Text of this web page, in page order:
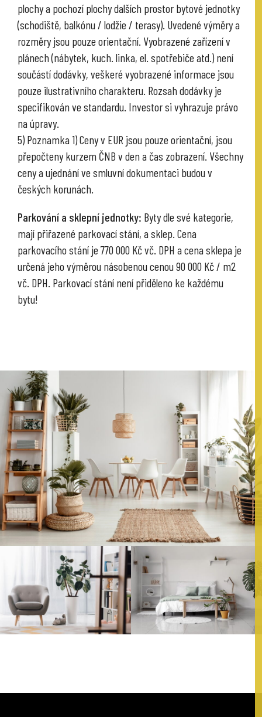
plochy a pochozí plochy dalších prostor bytové jednotky
(schodiště, balkónu / lodžie / terasy). Uvedené výměry a
rozměry jsou pouze orientační. Vyobrazené zařízení v
plánech (nábytek, kuch. linka, el. spotřebiče atd.) není
součástí dodávky, veškeré vyobrazené informace jsou
pouze ilustrativního charakteru. Rozsah dodávky je
specifikován ve standardu. Investor si vyhrazuje právo
na úpravy.
5) Poznamka 1) Ceny v EUR jsou pouze orientační, jsou
přepočteny kurzem ČNB v den a čas zobrazení. Všechny
ceny a ujednání ve smluvní dokumentaci budou v
českých korunách.
Parkování a sklepní jednotky: Byty dle své kategorie,
mají přiřazené parkovací stání, a sklep. Cena
parkovacího stání je 770 000 Kč vč. DPH a cena sklepa je
určená jeho výměrou násobenou cenou 90 000 Kč / m2
vč. DPH. Parkovací stání není přiděleno ke každému
bytu!